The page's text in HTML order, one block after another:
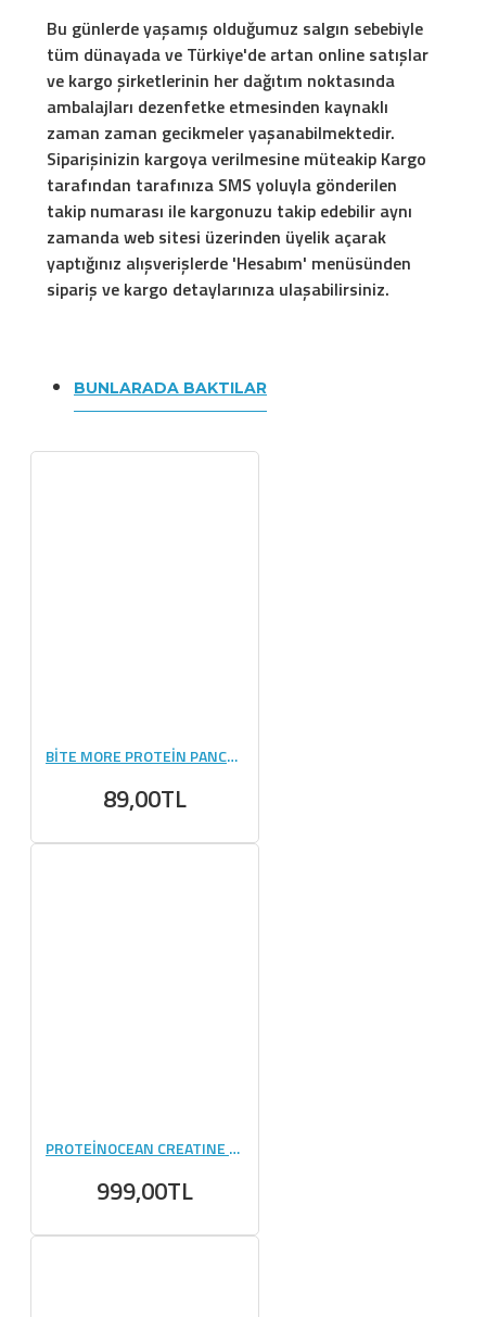
Bu günlerde yaşamış olduğumuz salgın sebebiyle
tüm dünayada ve Türkiye'de artan online satışlar
ve kargo şirketlerinin her dağıtım noktasında
ambalajları dezenfetke etmesinden kaynaklı
zaman zaman gecikmeler yaşanabilmektedir.
Siparişinizin kargoya verilmesine müteakip Kargo
tarafından tarafınıza SMS yoluyla gönderilen
takip numarası ile kargonuzu takip edebilir aynı
zamanda web sitesi üzerinden üyelik açarak
yaptığınız alışverişlerde 'Hesabım' menüsünden
sipariş ve kargo detaylarınıza ulaşabilirsiniz.
BUNLARADA BAKTILAR
BİTE MORE PROTEİN PANCAKE (50 GR) - 1 ADET
89,00TL
PROTEİNOCEAN CREATINE CREAPURE 250 GR
999,00TL